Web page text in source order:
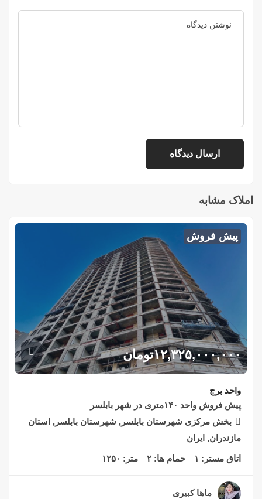
املاک مشابه
پیش فروش
۱۲,۳۲۵,۰۰۰,۰۰۰تومان
واحد برج
پیش فروش واحد ۱۴۰متری در شهر بابلسر
بخش مرکزی شهرستان بابلسر, شهرستان بابلسر, استان
مازندران, ایران
اتاق مستر: ۱ حمام ها: ۲ متر: ۱۲۵۰
ماها کبیری